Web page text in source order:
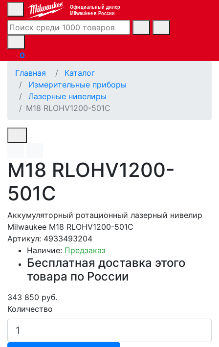
Официальный дилер
Milwaukee в России
0
Главная
Каталог
Измерительные приборы
Лазерные нивелиры
M18 RLOHV1200-501C
M18 RLOHV1200-
501C
Аккумуляторный ротационный лазерный нивелир
Milwaukee M18 RLOHV1200-501C
Артикул: 4933493204
Наличие: Предзаказ
Бесплатная доставка этого
товара по России
343 850 руб.
Количество